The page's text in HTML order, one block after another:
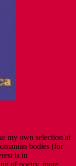
my own selection at
bodies (for
is in
of poetry. more